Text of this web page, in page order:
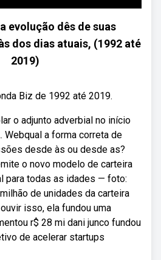
evolução dês de suas
dos dias atuais, (1992 até
2019)
Biz de 1992 até 2019.
o adjunto adverbial no início
Webqual a forma correta de
desde às ou desde as?
o novo modelo de carteira
para todas as idades — foto:
de unidades da carteira
isso, ela fundou uma
r$ 28 mi dani junco fundou
de acelerar startups